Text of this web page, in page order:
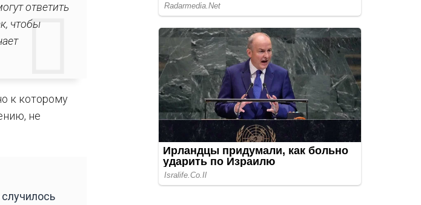
ответить
чтобы
к которому
не